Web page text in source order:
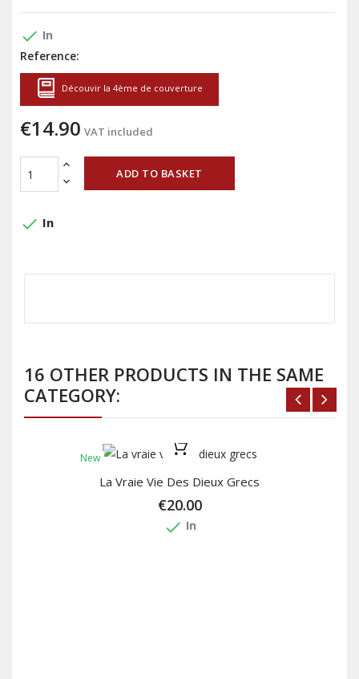
done In
Reference:
Découvir la 4ème de couverture
€14.90 VAT included
ADD TO BASKET
done In
16 OTHER PRODUCTS IN THE SAME
CATEGORY:
New
La Vraie Vie Des Dieux Grecs
€20.00
done In